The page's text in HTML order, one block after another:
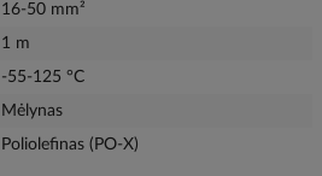
16-50 mm²
1 m
-55-125 °C
Mėlynas
Poliolefinas (PO-X)